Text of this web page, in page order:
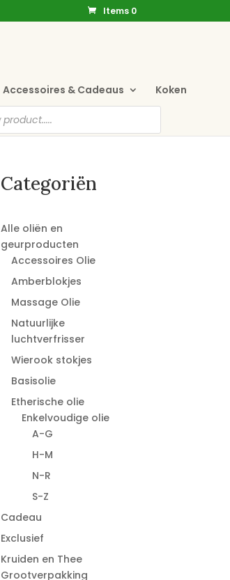
Items 0
Accessoires & Cadeaus Koken
Categoriën
Alle oliën en
geurproducten
Accessoires Olie
Amberblokjes
Massage Olie
Natuurlijke
luchtverfrisser
Wierook stokjes
Basisolie
Etherische olie
Enkelvoudige olie
A-G
H-M
N-R
S-Z
Cadeau
Exclusief
Kruiden en Thee
Grootverpakking